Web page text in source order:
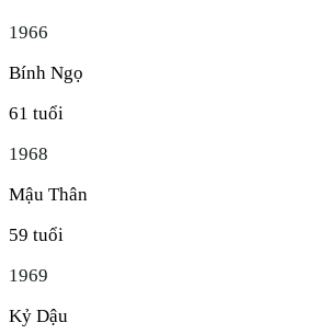
1966
Bính Ngọ
61 tuổi
1968
Mậu Thân
59 tuổi
1969
Kỷ Dậu